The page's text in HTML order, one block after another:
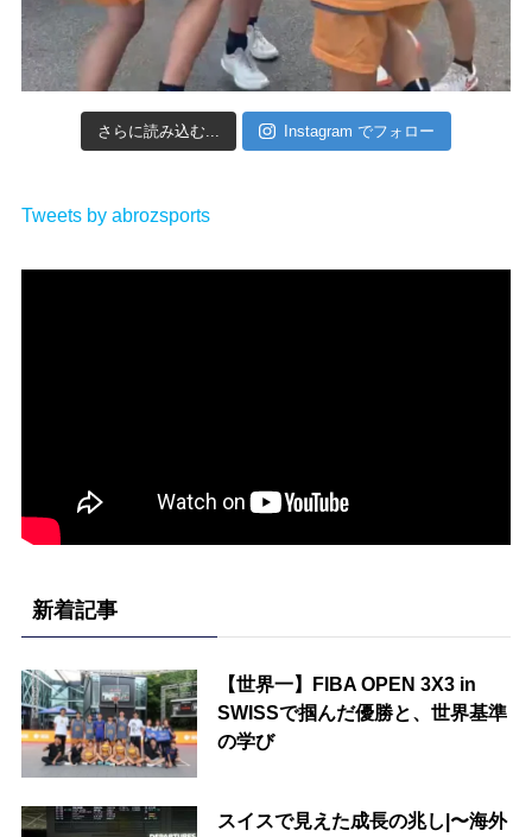
さらに読み込む... Instagram でフォロー
Tweets by abrozsports
新着記事
【世界一】FIBA OPEN 3X3 in
SWISSで掴んだ優勝と、世界基準
の学び
スイスで見えた成長の兆し|〜海外